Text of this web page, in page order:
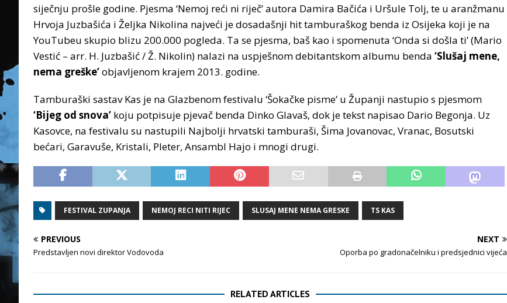
siječnju prošle godine. Pjesma ‘Nemoj reći ni riječ’ autora Damira Bačića i Uršule Tolj, te u aranžmanu
Hrvoja Juzbašića i Željka Nikolina najveći je dosadašnji hit tamburaškog benda iz Osijeka koji je na
YouTubeu skupio blizu 200.000 pogleda. Ta se pjesma, baš kao i spomenuta ‘Onda si došla ti’ (Mario
Vestić – arr. H. Juzbašić / Ž. Nikolin) nalazi na uspješnom debitantskom albumu benda ‘Slušaj mene,
nema greške’objavljenom krajem 2013. godine.
Tamburaški sastav Kas je na Glazbenom festivalu ‘Šokačke pisme’ u Županji nastupio s pjesmom
‘Bijeg od snova’ koju potpisuje pjevač benda Dinko Glavaš, dok je tekst napisao Dario Begonja. Uz
Kasovce, na festivalu su nastupili Najbolji hrvatski tamburaši, Šima Jovanovac, Vranac, Bosutski
bećari, Garavuše, Kristali, Pleter, Ansambl Hajo i mnogi drugi.
FESTIVAL ZUPANJA NEMOJ RECI NITI RIJEC SLUSAJ MENE NEMA GRESKE TS KAS
PREVIOUS
Predstavljen novi direktor Vodovoda
NEXT
Oporba po gradonačelniku i predsjednici vijeća
RELATED ARTICLES